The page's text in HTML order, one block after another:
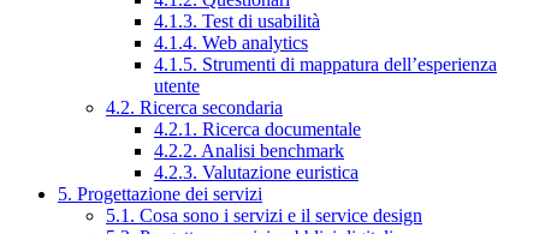
4.1.3. Test di usabilità
4.1.4. Web analytics
4.1.5. Strumenti di mappatura dell’esperienza
utente
4.2. Ricerca secondaria
4.2.1. Ricerca documentale
4.2.2. Analisi benchmark
4.2.3. Valutazione euristica
5. Progettazione dei servizi
5.1. Cosa sono i servizi e il service design